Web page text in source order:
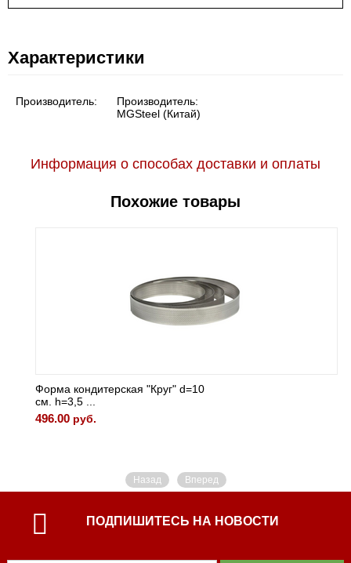
Характеристики
Производитель:
Производитель:
MGSteel (Китай)
Информация о способах доставки и оплаты
Похожие товары
Форма кондитерская "Круг" d=10
см. h=3,5 ...
496.00 руб.
Назад Вперед
ПОДПИШИТЕСЬ НА НОВОСТИ